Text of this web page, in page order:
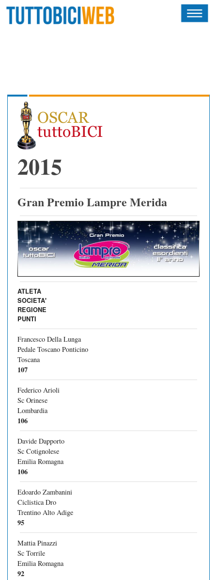
ATLETI
CALENDARIO
OSCAR
ALBI D'ORO
NEWSLETTER
2015
Gran Premio Lampre Merida
ATLETA
SOCIETA'
REGIONE
PUNTI
Francesco Della Lunga
Pedale Toscano Ponticino
Toscana
107
Federico Arioli
Sc Orinese
Lombardia
106
Davide Dapporto
Sc Cotignolese
Emilia Romagna
106
Edoardo Zambanini
Ciclistica Dro
Trentino Alto Adige
95
Mattia Pinazzi
Sc Torrile
Emilia Romagna
92